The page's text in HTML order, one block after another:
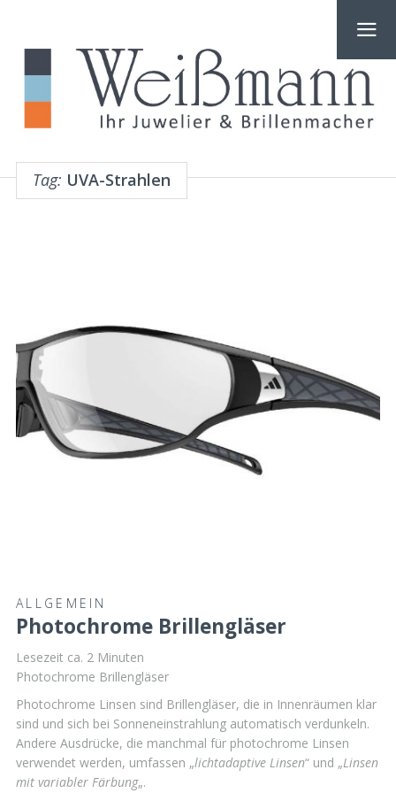
Tag: UVA-Strahlen
ALLGEMEIN
Photochrome Brillengläser
Lesezeit ca. 2 Minuten
Photochrome Brillengläser
Photochrome Linsen sind Brillengläser, die in Innenräumen klar
sind und sich bei Sonneneinstrahlung automatisch verdunkeln.
Andere Ausdrücke, die manchmal für photochrome Linsen
verwendet werden, umfassen „lichtadaptive Linsen“ und „Linsen
mit variabler Färbung„.